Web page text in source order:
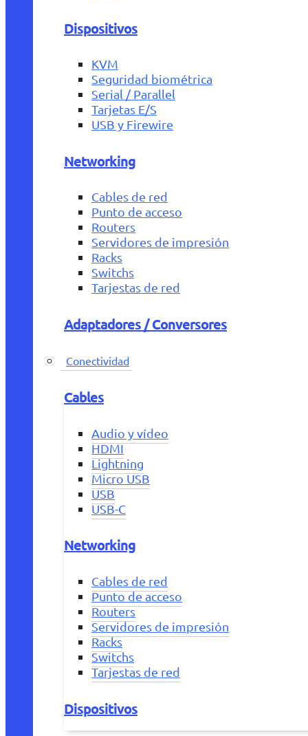
Dispositivos
KVM
Seguridad biométrica
Serial / Parallel
Tarjetas E/S
USB y Firewire
Networking
Cables de red
Punto de acceso
Routers
Servidores de impresión
Racks
Switchs
Tarjestas de red
Adaptadores / Conversores
Conectividad
Cables
Audio y vídeo
HDMI
Lightning
Micro USB
USB
USB-C
Networking
Cables de red
Punto de acceso
Routers
Servidores de impresión
Racks
Switchs
Tarjestas de red
Dispositivos